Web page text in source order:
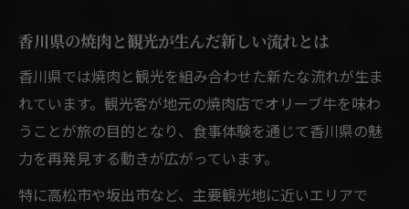
香川県の焼肉と観光が生んだ新しい流れとは
香川県では焼肉と観光を組み合わせた新たな流れが生ま
れています。観光客が地元の焼肉店でオリーブ牛を味わ
うことが旅の目的となり、食事体験を通じて香川県の魅
力を再発見する動きが広がっています。
特に高松市や坂出市など、主要観光地に近いエリアで